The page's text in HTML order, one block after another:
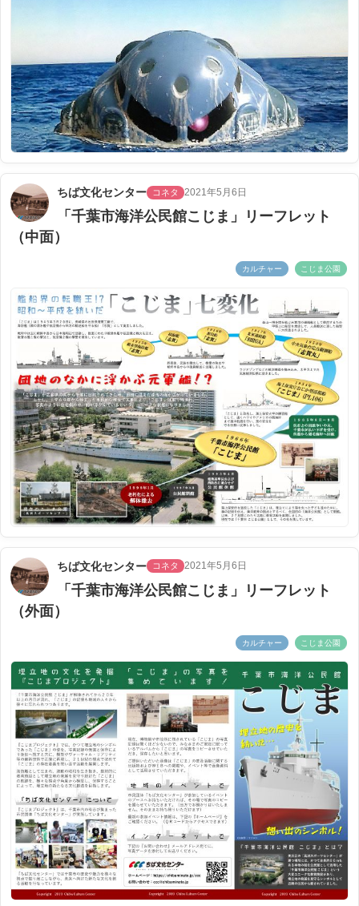
ちば文化センター コネタ 2021年5月6日
「千葉市海洋公民館こじま」リーフレット
（中面）
カルチャー こじま公園
ちば文化センター コネタ 2021年5月6日
「千葉市海洋公民館こじま」リーフレット
（外面）
カルチャー こじま公園